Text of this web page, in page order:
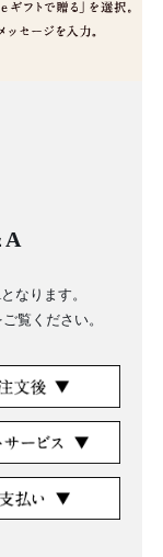
A
なります。
ご覧ください。